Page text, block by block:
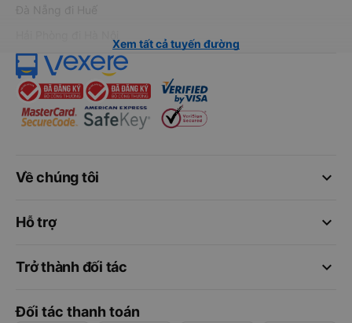
Đà Nẵng đi Huế
Xem tất cả tuyến đường
keyboard_arrow_down
Về chúng tôi
keyboard_arrow_down
Hỗ trợ
keyboard_arrow_down
Trở thành đối tác
Đối tác thanh toán